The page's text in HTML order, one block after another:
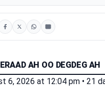
AH OO DEGDEG AH
6, 2026 at 12:04 pm • 21